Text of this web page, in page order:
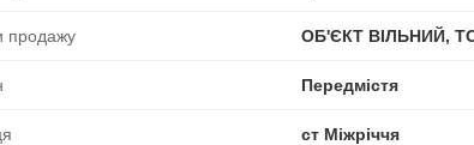
продажу ОБ'ЄКТ ВІЛЬНИЙ,
Передмістя
ст Міжріччя